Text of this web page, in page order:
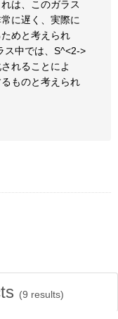
は、このガラス
に遅く、実際に
めと考えられ
ス中では、S^<2->
れることによ
ものと考えられ
(9 results)